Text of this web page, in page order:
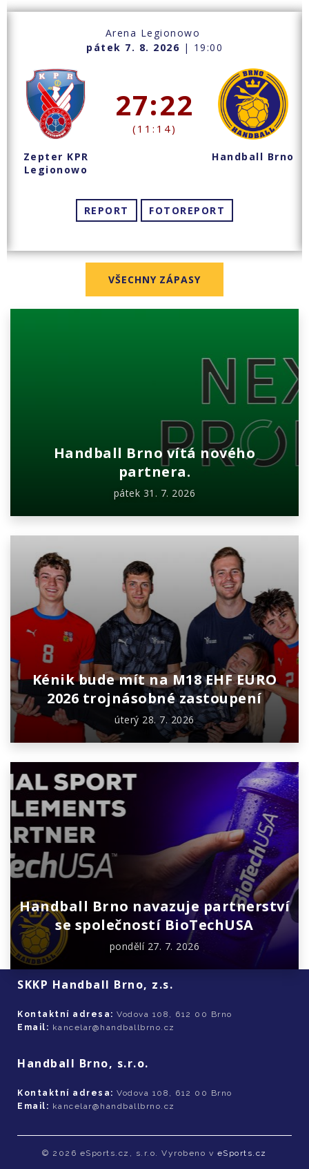
Arena Legionowo
pátek 7. 8. 2026 | 19:00
Zepter KPR
Legionowo
27:22
(11:14)
Handball Brno
REPORT FOTOREPORT
VŠECHNY ZÁPASY
Handball Brno vítá nového
partnera.
pátek 31. 7. 2026
Kénik bude mít na M18 EHF EURO
2026 trojnásobné zastoupení
úterý 28. 7. 2026
Handball Brno navazuje partnerství
se společností BioTechUSA
pondělí 27. 7. 2026
SKKP Handball Brno, z.s.
Kontaktní adresa: Vodova 108, 612 00 Brno
Email: kancelar@handballbrno.cz
Handball Brno, s.r.o.
Kontaktní adresa: Vodova 108, 612 00 Brno
Email: kancelar@handballbrno.cz
© 2026 eSports.cz, s.r.o. Vyrobeno v eSports.cz